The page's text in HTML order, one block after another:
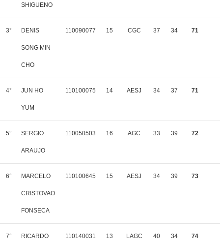
SHIGUENO
3° DENIS
SONG MIN
CHO
110090077 15 CGC 37 34 71
4° JUN HO
YUM
110100075 14 AESJ 34 37 71
5° SERGIO
ARAUJO
110050503 16 AGC 33 39 72
6° MARCELO
CRISTOVAO
FONSECA
110100645 15 AESJ 34 39 73
7° RICARDO 110140031 13 LAGC 40 34 74